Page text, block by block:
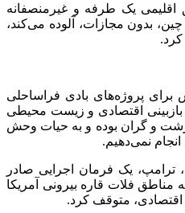
اقلیمی یک طرفه و غیرمنصفانه
بدون مجازات، آلوده می‌کند،
کرد.
پروژه‌های بادی فراساحلی
اقتصادی و زیست محیطی
و گران بوده و به حیات وحش
نمی‌دهیم.
ترامپ، یک فرمان اجرایی صادر
مناطق فلات قاره بیرونی آمریکا
متوقف کرد.